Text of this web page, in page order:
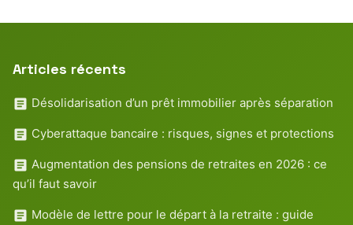
Articles récents
Désolidarisation d’un prêt immobilier après séparation
Cyberattaque bancaire : risques, signes et protections
Augmentation des pensions de retraites en 2026 : ce
qu’il faut savoir
Modèle de lettre pour le départ à la retraite : guide